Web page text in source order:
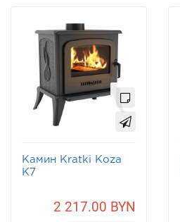
Камин Kratki Koza
K7
2 217.00 BYN